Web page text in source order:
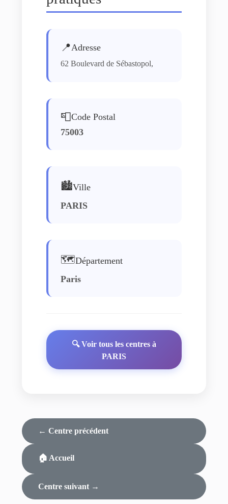
📍Adresse
62 Boulevard de Sébastopol,
📮Code Postal
75003
🏙️Ville
PARIS
🗺️Département
Paris
🔍 Voir tous les centres à
PARIS
← Centre précédent
🏠 Accueil
Centre suivant →